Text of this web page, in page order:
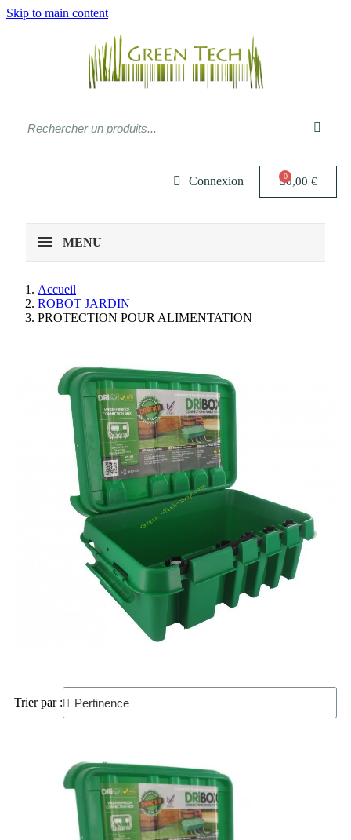
Skip to main content
Connexion 0,00 €
MENU
Accueil
ROBOT JARDIN
PROTECTION POUR ALIMENTATION
Trier par :